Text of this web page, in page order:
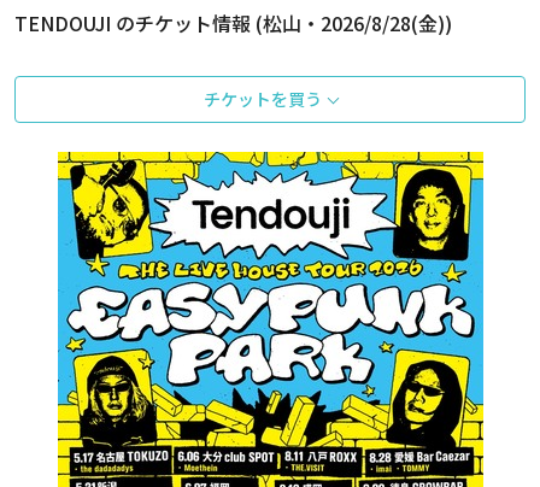
TENDOUJI のチケット情報 (松山・2026/8/28(金))
チケットを買う